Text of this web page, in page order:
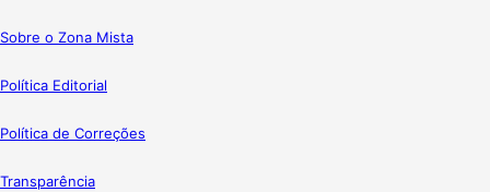
Sobre o Zona Mista
Política Editorial
Política de Correções
Transparência